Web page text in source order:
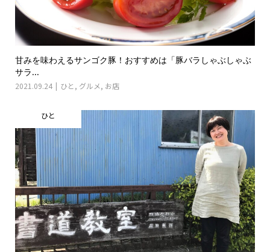
甘みを味わえるサンゴク豚！おすすめは「豚バラしゃぶしゃぶ
サラ...
2021.09.24 ひと , グルメ, お店
ひと